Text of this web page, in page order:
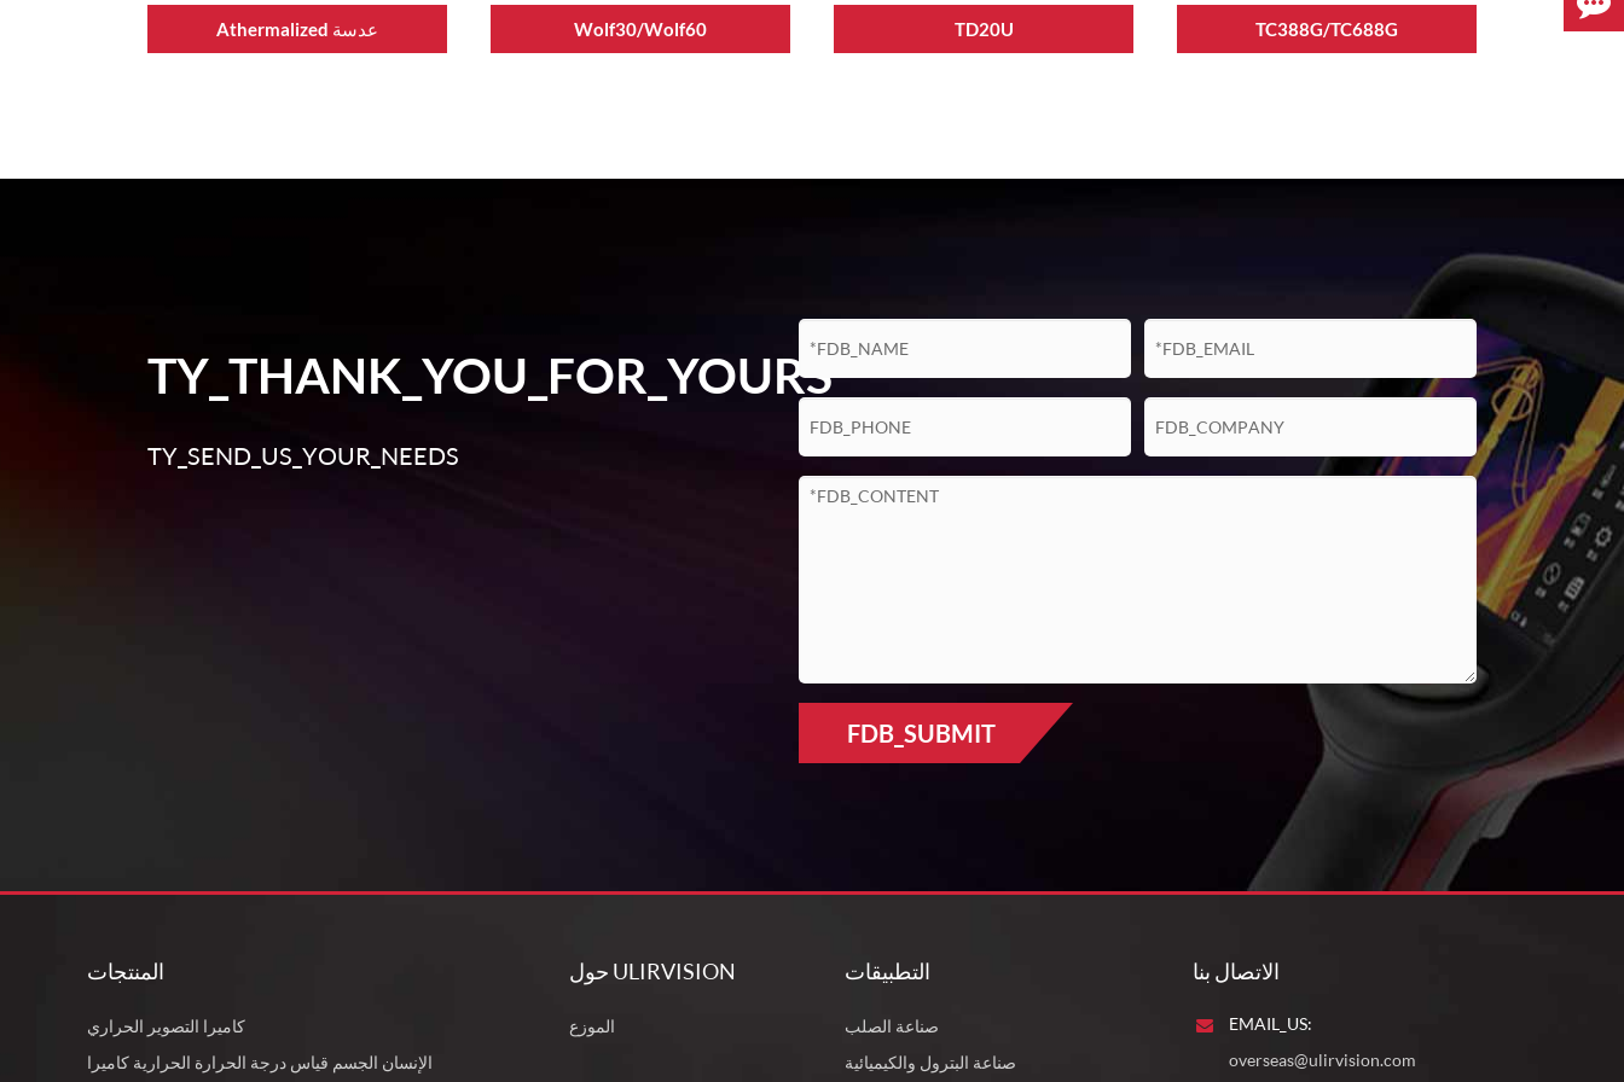
Athermalized عدسة Wolf30/Wolf60 TD20U TC388G/TC688G
TY_THANK_YOU_FOR_YOURS
TY_SEND_US_YOUR_NEEDS
FDB_SUBMIT
المنتجات
كاميرا التصوير الحراري
الإنسان الجسم قياس درجة الحرارة الحرارية كاميرا
حول ULIRVISION
الموزع
التطبيقات
صناعة الصلب
صناعة البترول والكيميائية
الاتصال بنا
EMAIL_US:
overseas@ulirvision.com